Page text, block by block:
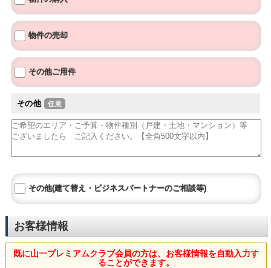
物件の売却
その他ご用件
その他
その他(建て替え・ビジネスパートナーのご相談等)
お客様情報
既に山一プレミアムクラブ会員の方は、お客様情報を自動入力す
ることができます。